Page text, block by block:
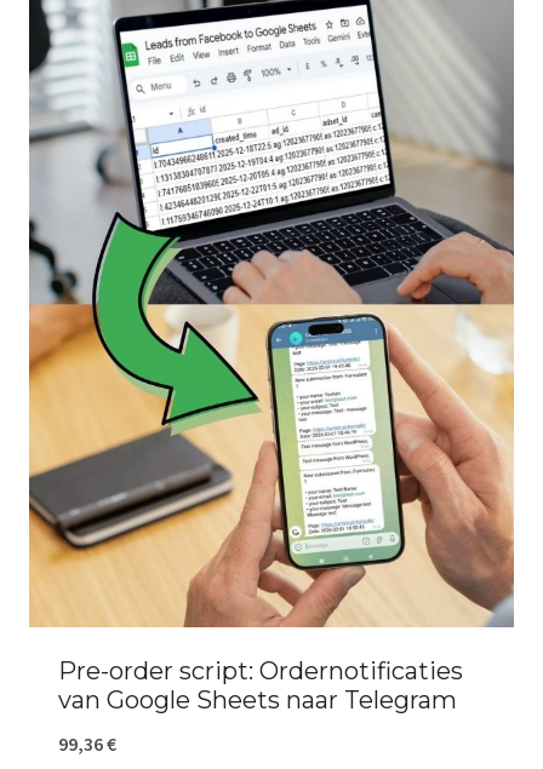
Pre-order script: Ordernotificaties
van Google Sheets naar Telegram
99,36€